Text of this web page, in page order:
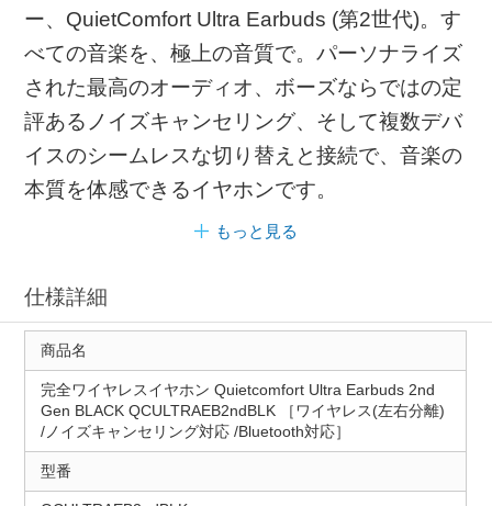
ー、QuietComfort Ultra Earbuds (第2世代)。す
べての音楽を、極上の音質で。パーソナライズ
された最高のオーディオ、ボーズならではの定
評あるノイズキャンセリング、そして複数デバ
イスのシームレスな切り替えと接続で、音楽の
本質を体感できるイヤホンです。
もっと見る
仕様詳細
商品名
完全ワイヤレスイヤホン Quietcomfort Ultra Earbuds 2nd
Gen BLACK QCULTRAEB2ndBLK ［ワイヤレス(左右分離)
/ノイズキャンセリング対応 /Bluetooth対応］
型番